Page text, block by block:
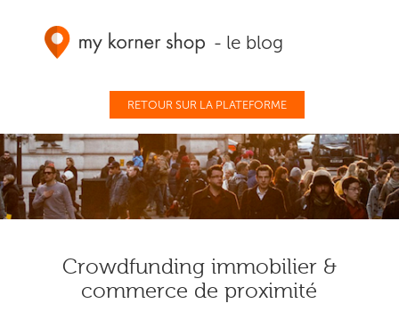
- le blog
RETOUR SUR LA PLATEFORME
Crowdfunding immobilier &
commerce de proximité